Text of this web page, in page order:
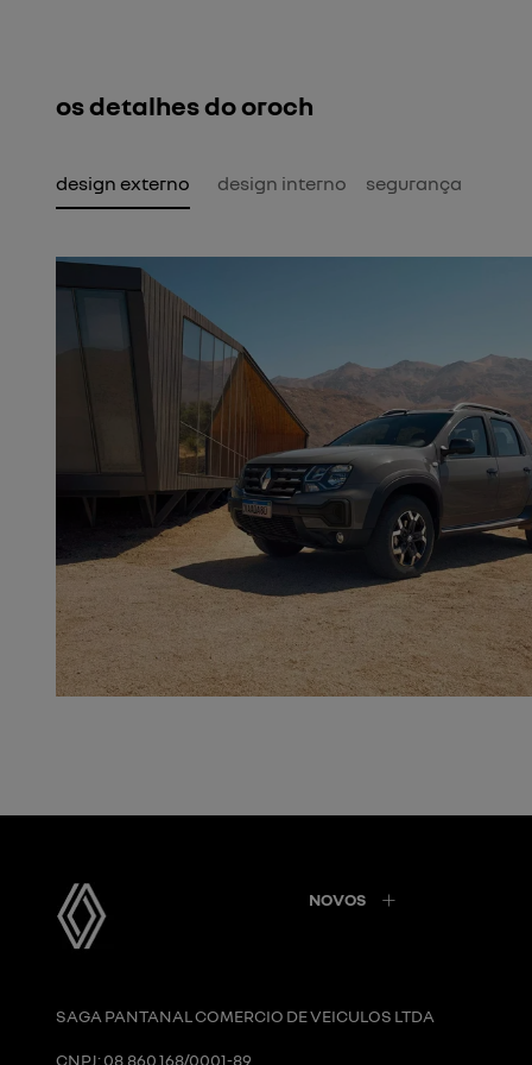
os detalhes do oroch
design externo design interno segurança
NOVOS
SAGA PANTANAL COMERCIO DE VEICULOS LTDA